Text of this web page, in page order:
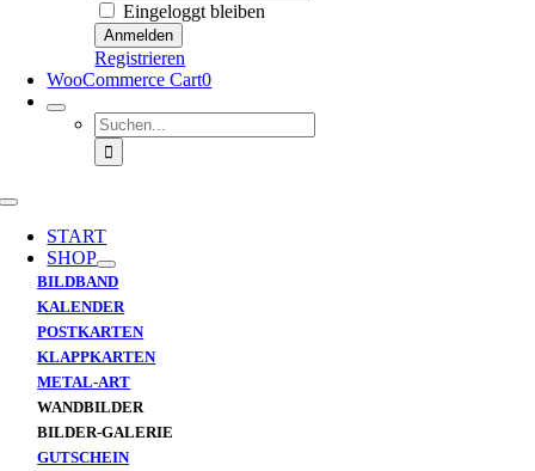
Eingeloggt bleiben
Registrieren
WooCommerce Cart0
Suche
nach:
Toggle
NavigationSTART
SHOP
BILDBAND
KALENDER
POSTKARTEN
KLAPPKARTEN
METAL-ART
WANDBILDER
BILDER-GALERIE
GUTSCHEIN